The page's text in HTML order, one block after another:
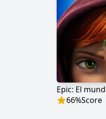
Epic: El
66%Score